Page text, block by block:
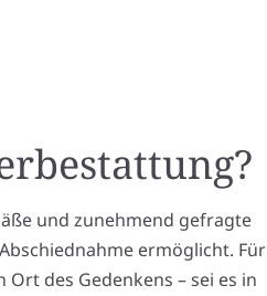
und zunehmend gefragte
ermöglicht. Für
des Gedenkens – sei es in